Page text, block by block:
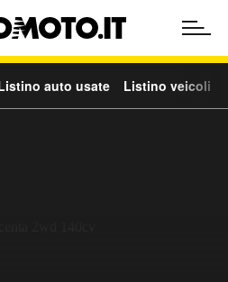
auto usate Listino veicoli